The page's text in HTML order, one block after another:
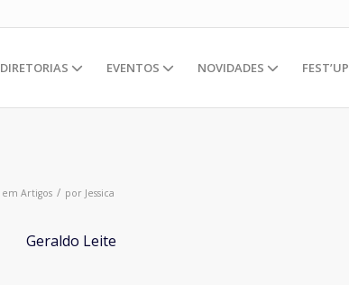
DIRETORIAS EVENTOS NOVIDADES FEST’UP
em Artigos / por Jessica